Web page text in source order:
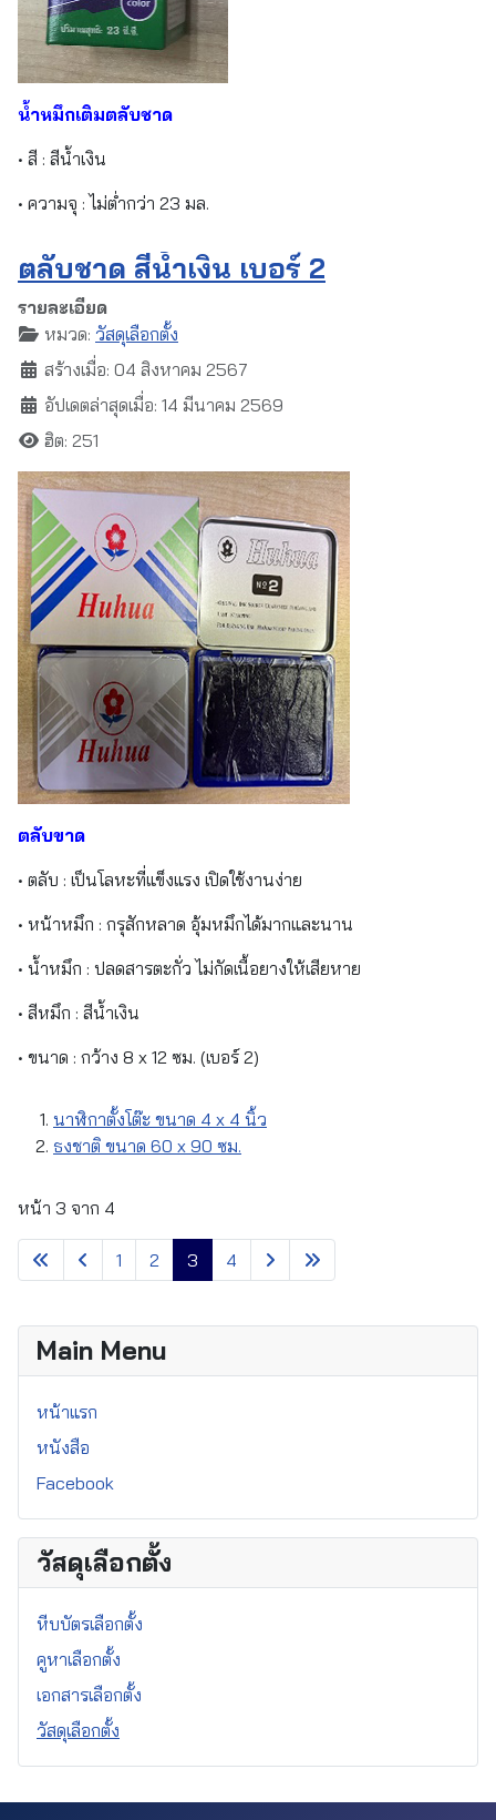
น้ำหมึกเติมตลับชาด
• สี : สีน้ำเงิน
• ความจุ : ไม่ต่ำกว่า 23 มล.
ตลับชาด สีน้ำเงิน เบอร์ 2
รายละเอียด
หมวด: วัสดุเลือกตั้ง
สร้างเมื่อ: 04 สิงหาคม 2567
อัปเดตล่าสุดเมื่อ: 14 มีนาคม 2569
ฮิต: 251
ตลับขาด
• ตลับ : เป็นโลหะที่แข็งแรง เปิดใช้งานง่าย
• หน้าหมึก : กรุสักหลาด อุ้มหมึกได้มากและนาน
• น้ำหมึก : ปลดสารตะกั่ว ไม่กัดเนื้อยางให้เสียหาย
• สีหมึก : สีน้ำเงิน
• ขนาด : กว้าง 8 x 12 ซม. (เบอร์ 2)
นาฬิกาตั้งโต๊ะ ขนาด 4 x 4 นิ้ว
ธงชาติ ขนาด 60 x 90 ซม.
หน้า 3 จาก 4
1 2 3 4
Main Menu
หน้าแรก
หนังสือ
Facebook
วัสดุเลือกตั้ง
หีบบัตรเลือกตั้ง
คูหาเลือกตั้ง
เอกสารเลือกตั้ง
วัสดุเลือกตั้ง